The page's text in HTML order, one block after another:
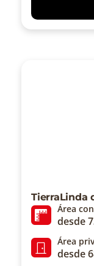
TierraLinda
Área
desde
Área
desde